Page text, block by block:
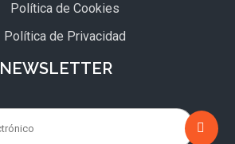
Política de Cookies
Política de Privacidad
NEWSLETTER